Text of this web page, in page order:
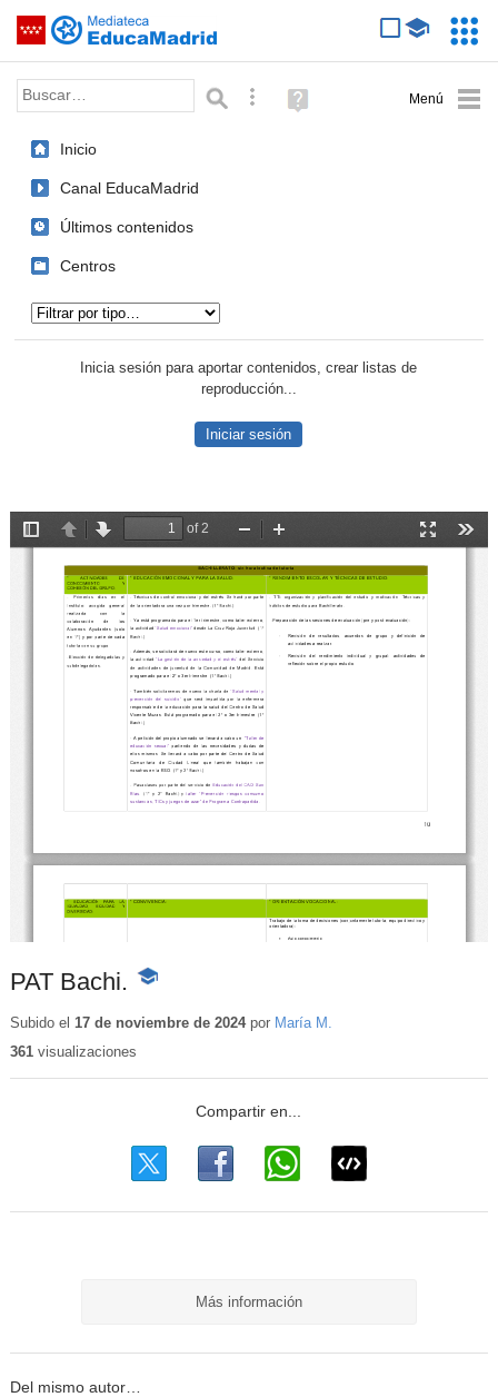
Saltar navegación
Palabra o frase: Búsqueda avanzada
Ayuda
(en
Inicio
Canal EducaMadrid
Últimos contenidos
Centros
Inicia sesión para aportar contenidos, crear listas de
reproducción...
Iniciar sesión
PAT Bachi.
-
educativo
Subido el 17 de noviembre de 2024por María M.
361visualizaciones
Más información
Del mismo autor…